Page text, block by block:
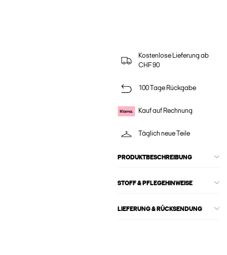
Kostenlose Lieferung ab
CHF 90
100 Tage Rückgabe
Kauf auf Rechnung
Täglich neue Teile
PRODUKTBESCHREIBUNG
STOFF & PFLEGEHINWEISE
LIEFERUNG & RÜCKSENDUNG